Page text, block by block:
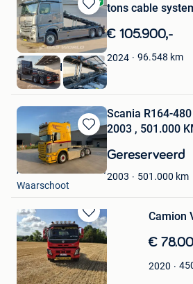
Bewaren
in
Mijn
Favorieten
tons cable
€ 105.900,-
2024 96.548 km
BAS World B.V.
Veghel
Bewaren
in
Mijn
Favorieten
Scania R164-
2003 , 501.000
Gereserveerd
2003 501.000 km
Autohandel De Moor
Waarschoot
Bewaren
in
Mijn
Favorieten
Camion
€
2020
Geoffrey